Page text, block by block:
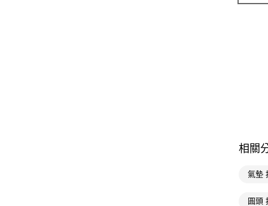
相關
氣墊
圓頭